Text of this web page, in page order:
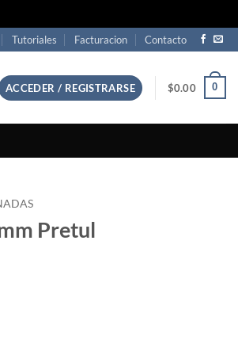
Tutoriales Facturacion Contacto
ACCEDER / REGISTRARSE $0.00 0
Pretul